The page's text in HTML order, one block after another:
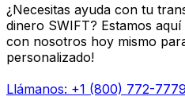
¿Necesitas ayuda con tu
dinero SWIFT? Estamos
con nosotros hoy mismo
personalizado!
Llámanos: +1 (800) 772-7779